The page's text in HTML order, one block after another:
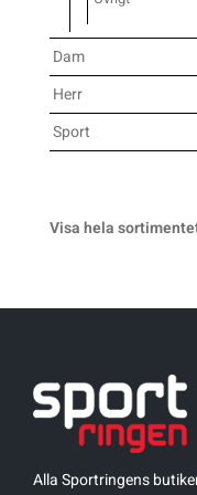
Underkläder
Skridskor
Skydd
Stavar
Övrigt
Underkläder
Skridskor
Skydd
Stavar
Övrigt
Hockey
Innebandy
Längdåkning
Padel
Rullskidor
Dam
Herr
Sport
Visa hela
Alla Sportringens